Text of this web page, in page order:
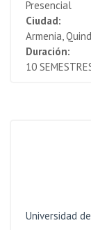
Presencial
Ciudad:
Armenia,
Duración:
10
Universidad